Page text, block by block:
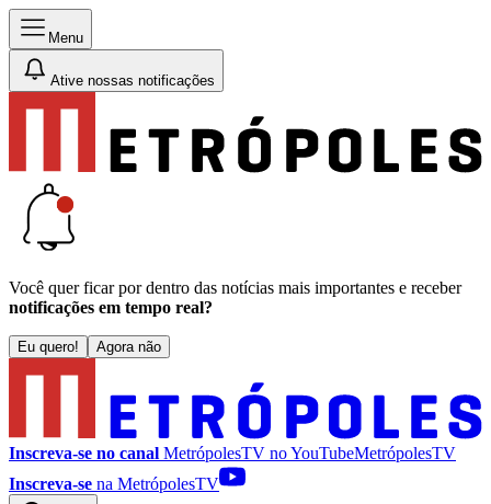
Menu
Ative nossas notificações
Você quer ficar por dentro das notícias mais importantes e receber
notificações em tempo real?
Eu quero! Agora não
Inscreva-se no canal MetrópolesTV noYouTubeMetrópolesTV
Inscreva-se na MetrópolesTV